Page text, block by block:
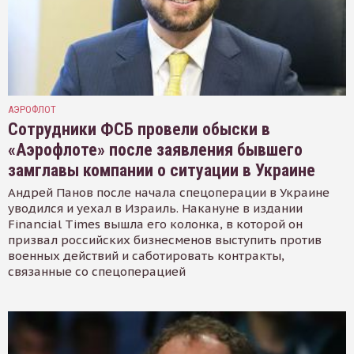
АЭРОФЛОТ
Сотрудники ФСБ провели обыски в
«Аэрофлоте» после заявления бывшего
замглавы компании о ситуации в Украине
Андрей Панов после начала спецоперации в Украине
уводился и уехал в Израиль. Накануне в издании
Financial Times вышла его колонка, в которой он
призвал российских бизнесменов выступить против
военных действий и саботировать контракты,
связанные со спецоперацией